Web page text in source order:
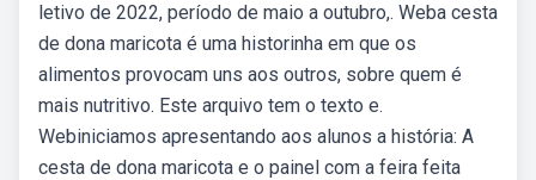
letivo de 2022, período de maio a outubro,. Weba cesta
de dona maricota é uma historinha em que os
alimentos provocam uns aos outros, sobre quem é
mais nutritivo. Este arquivo tem o texto e.
Webiniciamos apresentando aos alunos a história: A
cesta de dona maricota e o painel com a feira feita